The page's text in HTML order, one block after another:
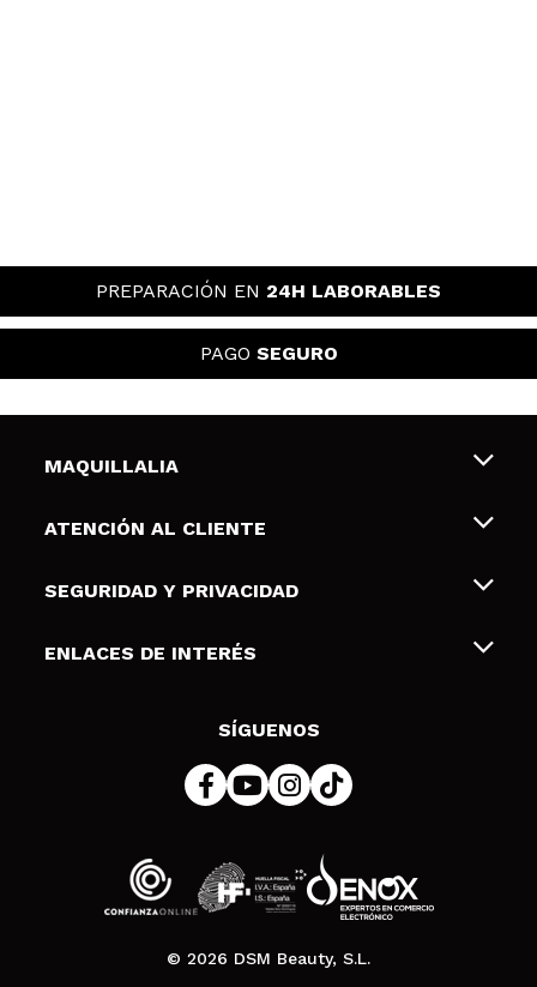
PREPARACIÓN EN 24H LABORABLES
PAGO SEGURO
MAQUILLALIA
Sobre nosotros
Tarjetas de Regalo
ATENCIÓN AL CLIENTE
Envíos y devoluciones
Formas de pago
SEGURIDAD Y PRIVACIDAD
Terminos y condiciones de uso
Política de cookies
ENLACES DE INTERÉS
SÍGUENOS
© 2026 DSM Beauty, S.L.